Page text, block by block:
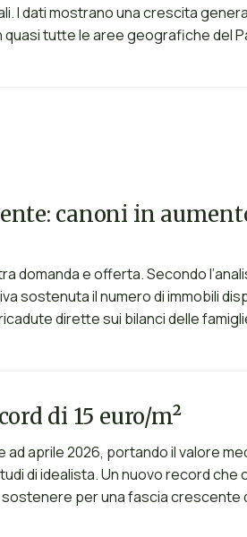
I dati mostrano una crescita
quasi tutte le aree geografiche del
canoni in
domanda e offerta. Secondo
sostenuta il numero di immobili
dirette sui bilanci delle
di 15 euro/m²
ad aprile 2026, portando il valore
di idealista. Un nuovo record che
per una fascia crescente